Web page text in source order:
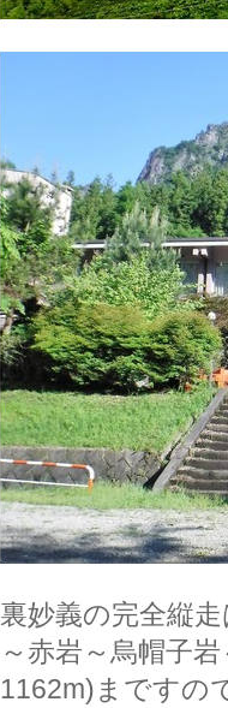
裏妙義の完全縦
～赤岩～烏帽子
1162m)まですの